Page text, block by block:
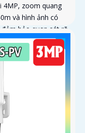
4MP, zoom quang
và hình ảnh có
bảo quan sát rõ